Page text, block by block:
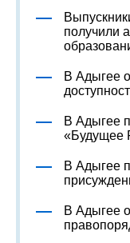
получили
В Адыгее
В Адыгее
«Будущее
В Адыгее
В Адыгее